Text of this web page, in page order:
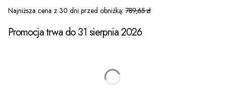
Najniższa cena z 30 dni przed obniżką: 789,65 zł
Promocja trwa do 31 sierpnia 2026